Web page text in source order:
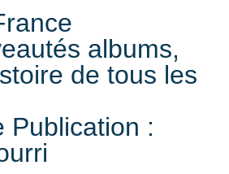
albums,
de tous les
Publication :